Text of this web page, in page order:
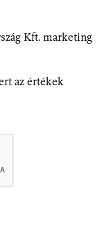
Kft. marketing
az értékek